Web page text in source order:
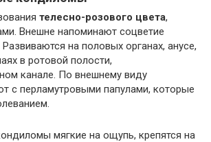
телесно-розового цвета,
Внешне напоминают соцветие
на половых органах, анусе,
в ротовой полости,
канале. По внешнему виду
с перламутровыми папулами, которые
мягкие на ощупь, крепятся на